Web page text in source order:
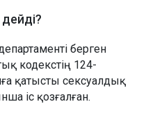
берген
кодекстің 124-
қатысты сексуалдық
іс қозғалған.